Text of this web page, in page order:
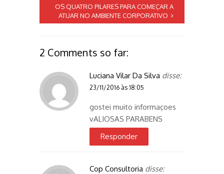
OS QUATRO PILARES PARA COMEÇAR A
ATUAR NO AMBIENTE CORPORATIVO
2 Comments so far:
Luciana Vilar Da Silva disse:
23/11/2016 às 18:05
gostei muito informaçoes
vALIOSAS PARABENS
Responder
Cop Consultoria disse: